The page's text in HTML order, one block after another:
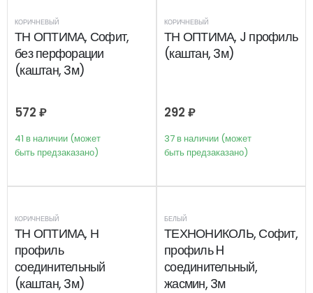
КОРИЧНЕВЫЙ
ТН ОПТИМА, Софит,
без перфорации
(каштан, 3м)
572 ₽
41 в наличии (может
быть предзаказано)
КОРИЧНЕВЫЙ
ТН ОПТИМА, J профиль
(каштан, 3м)
292 ₽
37 в наличии (может
быть предзаказано)
КОРИЧНЕВЫЙ
ТН ОПТИМА, Н
профиль
соединительный
(каштан, 3м)
БЕЛЫЙ
ТЕХНОНИКОЛЬ, Софит,
профиль H
соединительный,
жасмин, 3м